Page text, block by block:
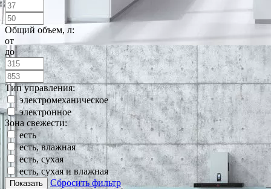
Общий объем, л:
от
до
Тип управления:
электромеханическое
электронное
Зона свежести:
есть
есть, влажная
есть, сухая
есть, сухая и влажная
Показать Сбросить фильтр